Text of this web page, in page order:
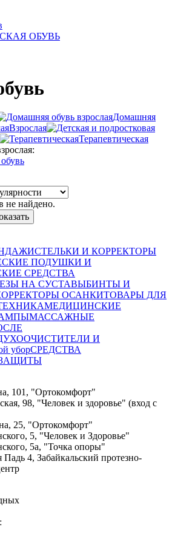
ОБУВЬ
Домашняя
Взрослая
Терапевтическая
не найдено.
СТЕЛЬКИ И КОРРЕКТОРЫ
ПОДУШКИ И
СРЕДСТВА
НА СУСТАВЫБИНТЫ И
ОСАНКИТОВАРЫ ДЛЯ
МЕДИЦИНСКИЕ
МАССАЖНЫЕ
И
уборСРЕДСТВА
101, "Ортокомфорт"
98, "Человек и здоровье" (вход с
25, "Ортокомфорт"
5, "Человек и Здоровье"
5а, "Точка опоры"
Падь 4, Забайкальский протезно-